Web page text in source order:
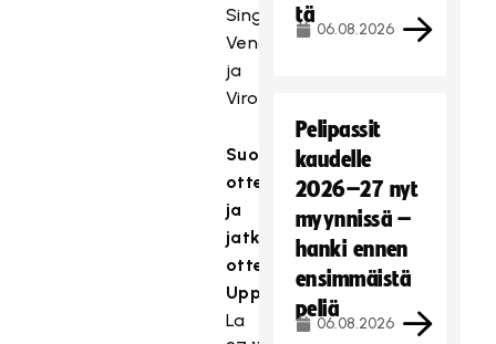
Singapore,
Venäjä
ja
Viro
Suomen
ottelut
ja
jatko-
ottelut
Uppsalassa:
La
tä
06.08.2026
Pelipassit
kaudelle
2026–27 nyt
myynnissä –
hanki ennen
ensimmäistä
peliä
06.08.2026